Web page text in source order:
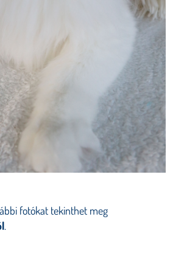
fotókat tekinthet meg
.